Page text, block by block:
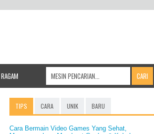
RAGAM
TIPS CARA UNIK BARU
Cara Bermain Video Games Yang Sehat,